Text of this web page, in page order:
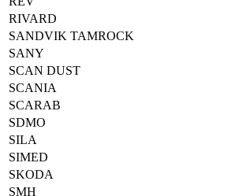
RIVARD
SANDVIK TAMROCK
SANY
SCAN DUST
SCANIA
SCARAB
SDMO
SILA
SIMED
SKODA
SMH